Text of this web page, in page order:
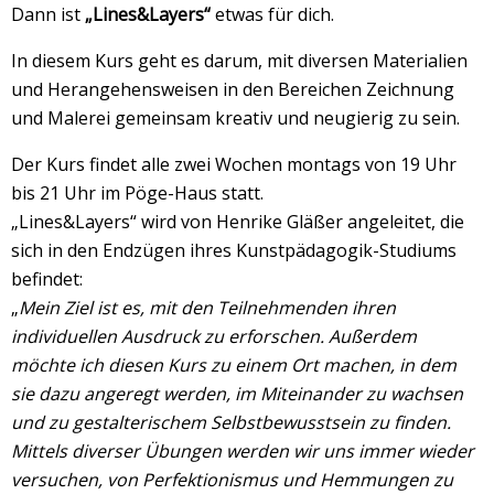
Dann ist „Lines&Layers“etwas für dich.
In diesem Kurs geht es darum, mit diversen Materialien
und Herangehensweisen in den Bereichen Zeichnung
und Malerei gemeinsam kreativ und neugierig zu sein.
Der Kurs findet alle zwei Wochen montags von 19 Uhr
bis 21 Uhr im Pöge-Haus statt.
„Lines&Layers“ wird von Henrike Gläßer angeleitet, die
sich in den Endzügen ihres Kunstpädagogik-Studiums
befindet:
„Mein Ziel ist es, mit den Teilnehmenden ihren
individuellen Ausdruck zu erforschen. Außerdem
möchte ich diesen Kurs zu einem Ort machen, in dem
sie dazu angeregt werden, im Miteinander zu wachsen
und zu gestalterischem Selbstbewusstsein zu finden.
Mittels diverser Übungen werden wir uns immer wieder
versuchen, von Perfektionismus und Hemmungen zu